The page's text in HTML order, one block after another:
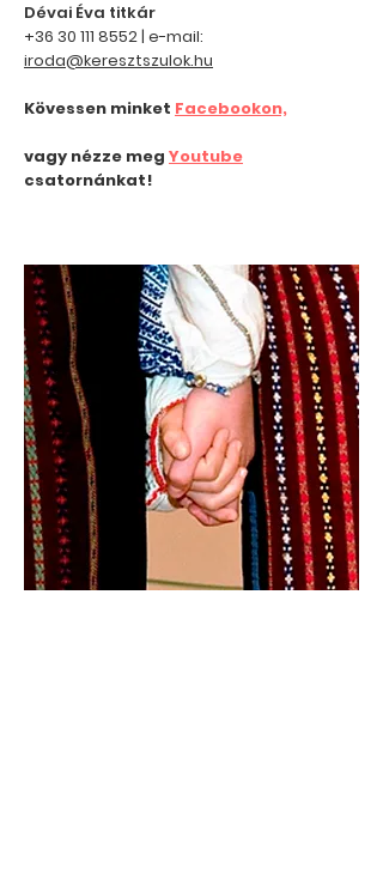
Dévai Éva titkár
+36 30 111 8552| e-mail:
iroda@keresztszulok.hu
Kövessen minket Facebookon,
vagy nézze meg Youtube
csatornánkat!